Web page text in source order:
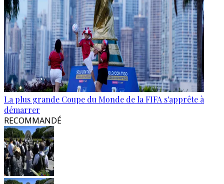
La plus grande Coupe du Monde de la FIFA s'apprête à
démarrer
RECOMMANDÉ